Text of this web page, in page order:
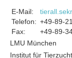
E-Mail:
Telefon: +49-89-
Fax:
+49-89-
LMU München
Institut für Tierzucht